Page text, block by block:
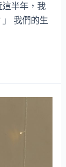
半年，我
我們的生